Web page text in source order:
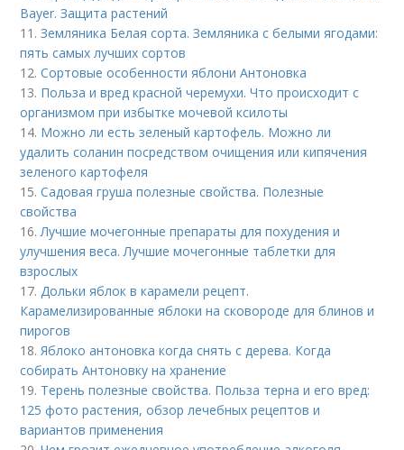
Bayer. Защита растений
11.Земляника Белая сорта. Земляника с белыми ягодами:
пять самых лучших сортов
12.Сортовые особенности яблони Антоновка
13. Польза и вред красной черемухи. Что происходит с
организмом при избытке мочевой ксилоты
14. Можно ли есть зеленый картофель. Можно ли
удалить соланин посредством очищения или кипячения
зеленого картофеля
15.Садовая груша полезные свойства. Полезные
свойства
16.Лучшие мочегонные препараты для похудения и
улучшения веса. Лучшие мочегонные таблетки для
взрослых
17.Дольки яблок в карамели рецепт.
Карамелизированные яблоки на сковороде для блинов и
пирогов
18.Яблоко антоновка когда снять с дерева. Когда
собирать Антоновку на хранение
19. Терень полезные свойства. Польза терна и его вред:
125 фото растения, обзор лечебных рецептов и
вариантов применения